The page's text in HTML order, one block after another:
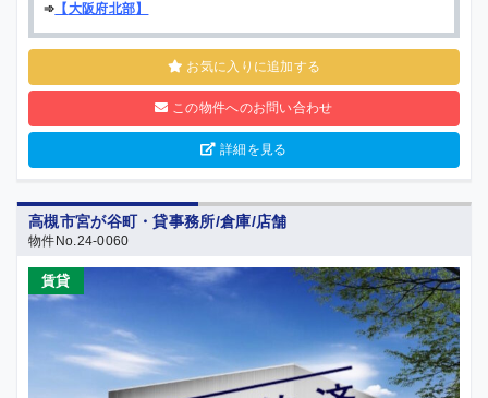
➾ 【大阪府北部】
お気に入りに追加する
この物件へのお問い合わせ
詳細を見る
高槻市宮が谷町・貸事務所/倉庫/店舗
物件No.24-0060
賃貸